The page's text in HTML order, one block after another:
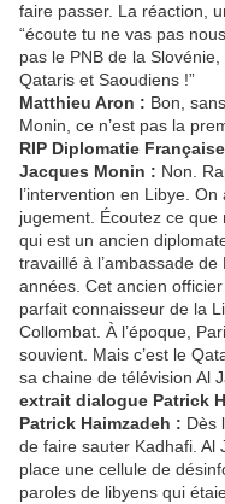
faire passer. La réaction,
“écoute tu ne vas pas
pas le PNB de la
Qataris et Saoudiens !”
Matthieu Aron : Bon,
Monin, ce n’est pas la
RIP Diplomatie
Jacques Monin : Non.
l’intervention en Libye.
jugement. Écoutez ce que
qui est un ancien
travaillé à l’ambassade
années. Cet ancien officier
parfait connaisseur de la
Collombat. À l’époque,
souvient. Mais c’est le
sa chaine de télévision Al
extrait dialogue Patrick
Patrick Haimzadeh : Dès
de faire sauter Kadhafi. Al
place une cellule de
paroles de libyens qui